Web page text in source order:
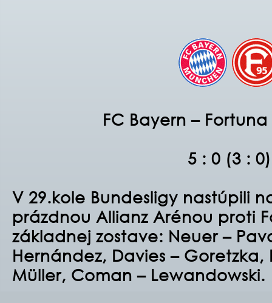
FC Bayern –
5 : 0 (3 : 0)
V 29.kole Bundesligy nastúpili
prázdnou Allianz Arénou proti
základnej zostave: Neuer –
Hernández, Davies –
Müller, Coman – Lewandowski.